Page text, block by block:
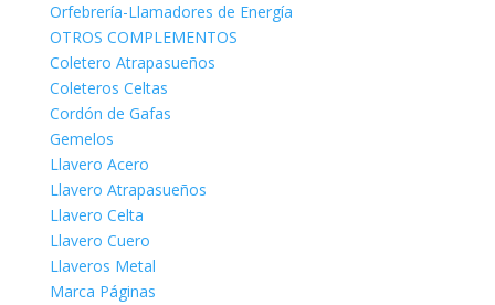
Orfebrería-Llamadores de Energía
OTROS COMPLEMENTOS
Coletero Atrapasueños
Coleteros Celtas
Cordón de Gafas
Gemelos
Llavero Acero
Llavero Atrapasueños
Llavero Celta
Llavero Cuero
Llaveros Metal
Marca Páginas